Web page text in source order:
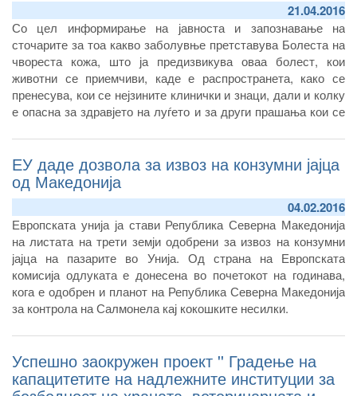
21.04.2016
Со цел информирање на јавноста и запознавање на
сточарите за тоа какво заболувње претставува Болеста на
чвореста кожа, што ја предизвикува оваа болест, кои
животни се приемчиви, каде е распространета, како се
пренесува, кои се нејзините клинички и знаци, дали и колку
е опасна за здравјето на луѓето и за други прашања кои се
ветреринарство подготви информативно - едукативен
флаер со цел полеснопрепознавање на симптомите на
Болеста на чвореста кожа и навремено преземање на
потребните меерки за превенција и заштита.
ЕУ даде дозвола за извоз на конзумни јајца
од Македонија
04.02.2016
Европската унија ја стави Република Северна Македонија
на листата на трети земји одобрени за извоз на конзумни
јајца на пазарите во Унија. Од страна на Европската
комисија одлуката е донесена во почетокот на годинава,
кога е одобрен и планот на Република Северна Македонија
за контрола на Салмонела кај кокошките несилки.
Успешно заокружен проект '' Градење на
капацитетите на надлежните институции за